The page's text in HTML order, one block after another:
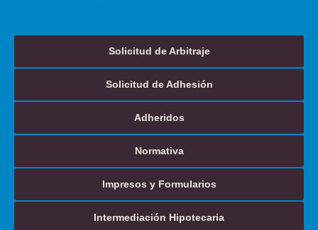
Solicitud de Arbitraje
Solicitud de Adhesión
Adheridos
Normativa
Impresos y Formularios
Intermediación Hipotecaria